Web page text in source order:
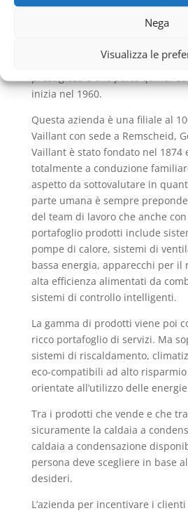
Nega
Visualizza le
La storia di
caldaie a
Questa grande azienda ha una
prestigiosa e che parte quindi
inizia nel 1960.
Questa azienda è una filiale al
Vaillant con sede a Remscheid,
Vaillant è stato fondato nel 1874
totalmente a conduzione
aspetto da sottovalutare in
parte umana è sempre
del team di lavoro che anche
portafoglio prodotti include
pompe di calore, sistemi di
bassa energia, apparecchi per il
alta efficienza alimentati da
sistemi di controllo intelligenti.
La gamma di prodotti viene poi
ricco portafoglio di servizi. Ma
sistemi di riscaldamento,
eco-compatibili ad alto
orientate all’utilizzo delle
Tra i prodotti che vende e che
sicuramente la caldaia a
caldaia a condensazione
persona deve scegliere in base
desideri.
L’azienda per incentivare i